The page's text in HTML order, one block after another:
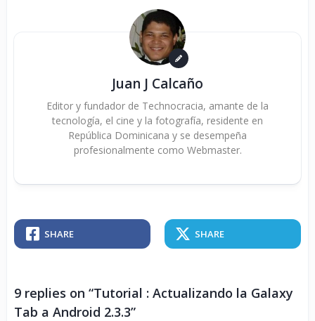
Juan J Calcaño
Editor y fundador de Technocracia, amante de la
tecnología, el cine y la fotografía, residente en
República Dominicana y se desempeña
profesionalmente como Webmaster.
SHARE SHARE
9 replies on “Tutorial : Actualizando la Galaxy
Tab a Android 2.3.3”